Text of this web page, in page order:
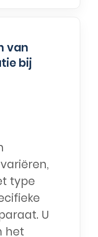
van
bij
type
U
het